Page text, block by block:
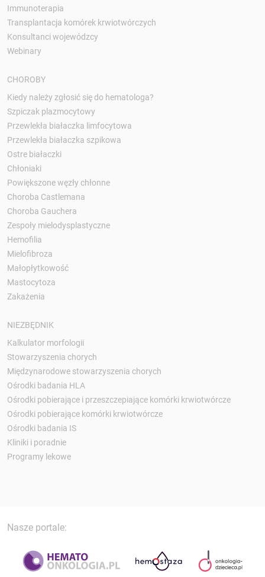
Immunoterapia
Transplantacja komórek krwiotwórczych
Konsultanci wojewódzcy
Webinary
CHOROBY
Kiedy należy zgłosić się do hematologa?
Szpiczak plazmocytowy
Przewlekła białaczka limfocytowa
Przewlekła białaczka szpikowa
Ostre białaczki
Chłoniaki
Powiększone węzły chłonne
Choroba Castlemana
Choroba Gauchera
Zespoły mielodysplastyczne
Hemofilia
Mielofibroza
Małopłytkowość
Mastocytoza
Zakażenia
NIEZBĘDNIK
Kalkulator morfologii
Stowarzyszenia chorych
Międzynarodowe stowarzyszenia chorych
Ośrodki badania HLA
Ośrodki pobierające i przeszczepiające komórki krwiotwórcze
Ośrodki pobierające komórki krwiotwórcze
Ośrodki badania IS
Kliniki i poradnie
Programy lekowe
Nasze portale: